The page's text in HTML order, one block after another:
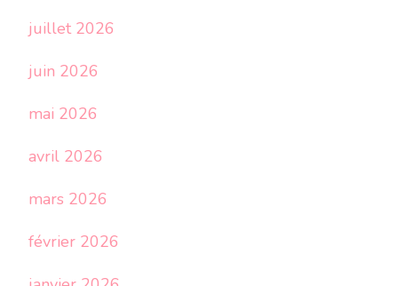
juillet 2026
juin 2026
mai 2026
avril 2026
mars 2026
février 2026